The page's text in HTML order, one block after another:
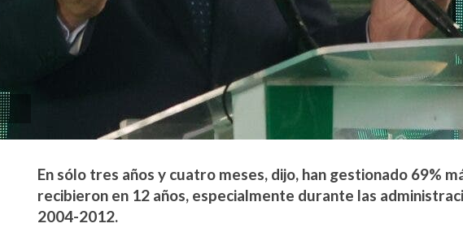
En sólo tres años y cuatro meses, dijo, han gestionado 69%
recibieron en 12 años, especialmente durante las
2004-2012.